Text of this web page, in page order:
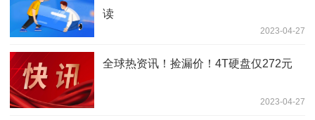
读
2023-04-27
全球热资讯！捡漏价！4T硬盘仅272元
2023-04-27